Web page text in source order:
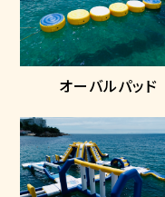
オーバルパッド